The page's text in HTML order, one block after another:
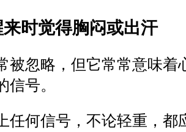
时觉得胸闷或出汗
被忽略，但它常常意味着
信号。
任何信号，不论轻重，都